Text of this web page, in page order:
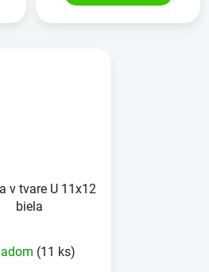
v tvare U 11x12
biela
(11 ks)